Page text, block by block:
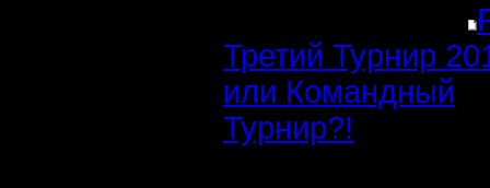
Третий Турнир
или Командный
Турнир?!